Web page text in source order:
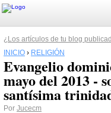
¿Los artículos de tu blog
INICIO › RELIGIÓN
Evangelio
mayo del 2013 -
santísima
Por Jucecm